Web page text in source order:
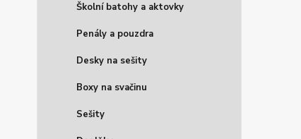
Školní batohy a aktovky
Penály a pouzdra
Desky na sešity
Boxy na svačinu
Sešity